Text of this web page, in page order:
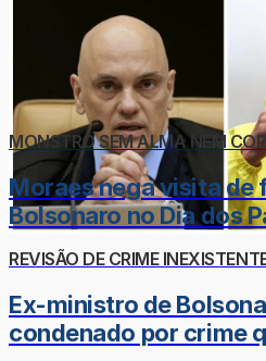
MONSTRO SEM ALMA NEM
Moraes nega visita de
Bolsonaro no Dia dos
REVISÃO DE CRIME
Ex-ministro de
condenado por crime